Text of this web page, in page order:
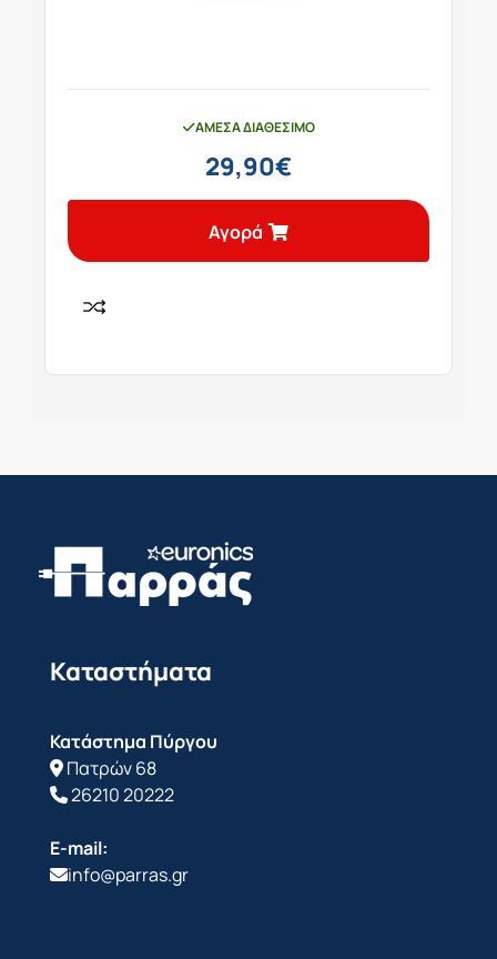
ΆΜΕΣΑ ΔΙΑΘΈΣΙΜΟ
29,90€
Αγορά
Καταστήματα
Κατάστημα Πύργου
Πατρών 68
26210 20222
E-mail:
info@parras.gr